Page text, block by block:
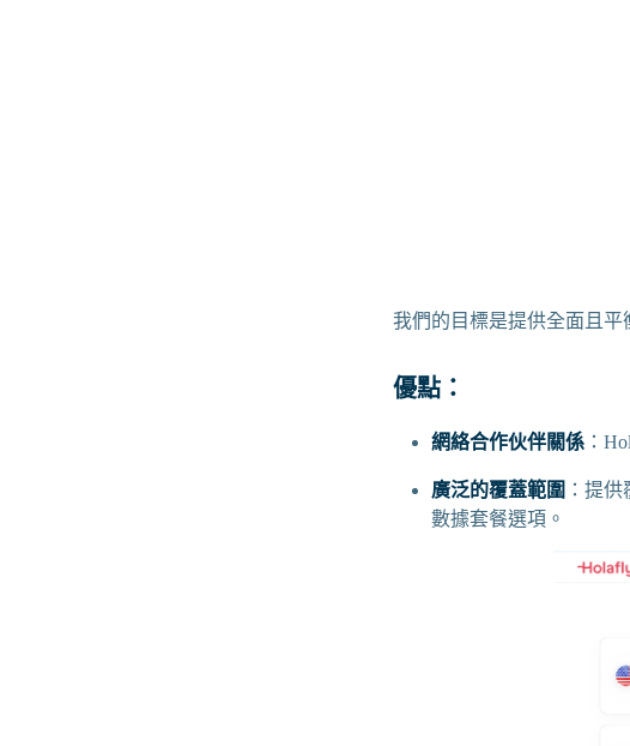
我們的目標是提供全面且平
優點：
網絡合作伙伴關係 ：
廣泛的覆蓋範圍 ：提
數據套餐選項。